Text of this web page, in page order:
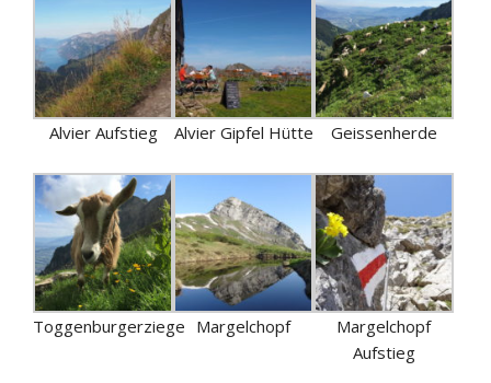
Alvier Aufstieg Alvier Gipfel Hütte Geissenherde
Toggenburgerziege Margelchopf
Margelchopf
Aufstieg